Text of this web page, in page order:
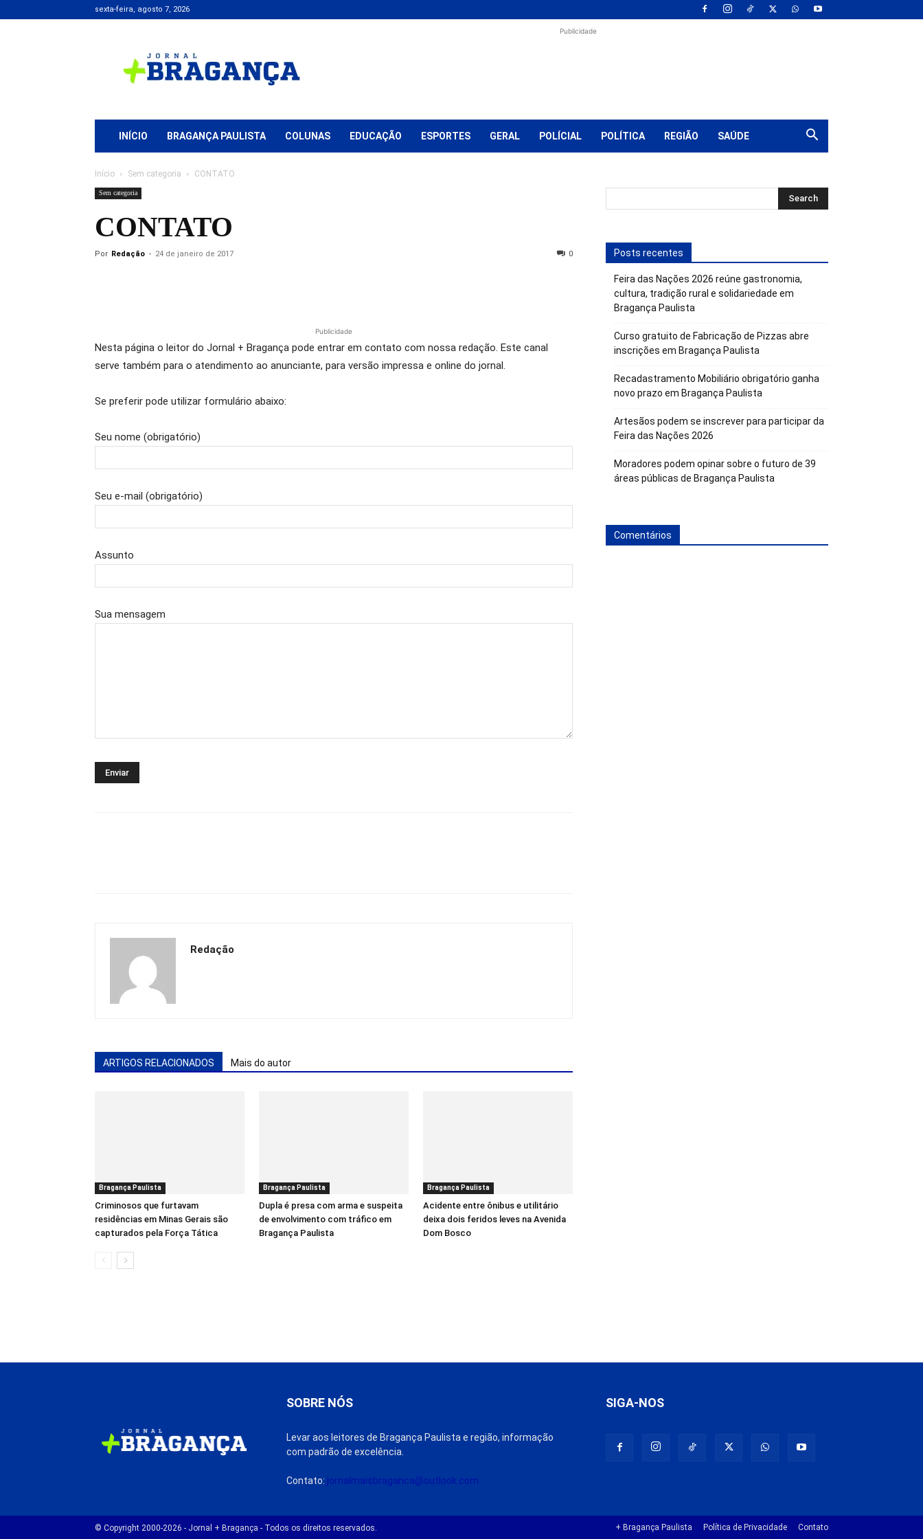
sexta-feira, agosto 7, 2026
+
Bragança
Publicidade
INÍCIO BRAGANÇA PAULISTA COLUNAS EDUCAÇÃO ESPORTES GERAL POLÍCIAL POLÍTICA REGIÃO SAÚDE
Início Sem categoria CONTATO
Sem categoria
CONTATO
Por Redação - 24 de janeiro de 2017 0
Publicidade
Nesta página o leitor do Jornal + Bragança pode entrar em contato com nossa redação. Este canal
serve também para o atendimento ao anunciante, para versão impressa e online do jornal.
Se preferir pode utilizar formulário abaixo:
Seu nome (obrigatório)
Seu e-mail (obrigatório)
Assunto
Sua mensagem
Redação
ARTIGOS RELACIONADOS Mais do autor
Bragança Paulista
Criminosos que furtavam
residências em Minas Gerais são
capturados pela Força Tática
Bragança Paulista
Dupla é presa com arma e suspeita
de envolvimento com tráfico em
Bragança Paulista
Bragança Paulista
Acidente entre ônibus e utilitário
deixa dois feridos leves na Avenida
Dom Bosco
Posts recentes
Feira das Nações 2026 reúne gastronomia,
cultura, tradição rural e solidariedade em
Bragança Paulista
Curso gratuito de Fabricação de Pizzas abre
inscrições em Bragança Paulista
Recadastramento Mobiliário obrigatório ganha
novo prazo em Bragança Paulista
Artesãos podem se inscrever para participar da
Feira das Nações 2026
Moradores podem opinar sobre o futuro de 39
áreas públicas de Bragança Paulista
Comentários
SOBRE NÓS
Levar aos leitores de Bragança Paulista e região, informação
com padrão de excelência.
Contato: jornalmaisbraganca@outlook.com
SIGA-NOS
+ Bragança Paulista Política de Privacidade Contato
© Copyright 2000-2026 - Jornal + Bragança - Todos os direitos reservados.